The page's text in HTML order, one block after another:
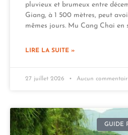
pluvieux et brumeux entre
Giang, à 1 500 mètres, peut
mêmes jours. Mu Cang Chai en
LIRE LA SUITE »
27 juillet 2026 Aucun
GUIDE